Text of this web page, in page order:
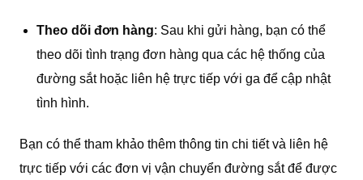
Theo dõi đơn hàng: Sau khi gửi hàng, bạn có thể
theo dõi tình trạng đơn hàng qua các hệ thống của
đường sắt hoặc liên hệ trực tiếp với ga để cập nhật
tình hình.
Bạn có thể tham khảo thêm thông tin chi tiết và liên hệ
trực tiếp với các đơn vị vận chuyển đường sắt để được